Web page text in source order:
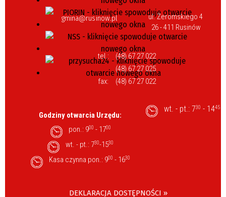
gmina@rusinow.pl
ul. Żeromskiego 4
26 - 411 Rusinów
tel.:
(48) 67 27 022
(48) 67 27 025
fax:
(48) 67 27 022
Godziny otwarcia Urzędu:
pon.: 900 - 1700
wt. - pt.: 730-1530
Kasa czynna pon.: 900 - 1630
wt. - pt.: 730 - 1445
DEKLARACJA DOSTĘPNOŚCI »